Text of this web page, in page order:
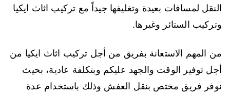
النقل لمسافات بعيدة وتغليفها جيداً مع تركيب اثاث ايكيا
وتركيب الستائر وغيرها.
من المهم الاستعانة بفريق من أجل تركيب اثاث ايكيا من
أجل توفير الوقت والجهد عليكم وبتكلفة عادية، بحيث
نوفر فريق مختص بنقل العفش وذلك باستخدام عدة